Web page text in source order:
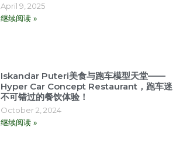
April 9, 2025
继续阅读 »
Iskandar Puteri美食与跑车模型天堂——
Hyper Car Concept Restaurant，跑车迷
不可错过的餐饮体验！
October 2, 2024
继续阅读 »